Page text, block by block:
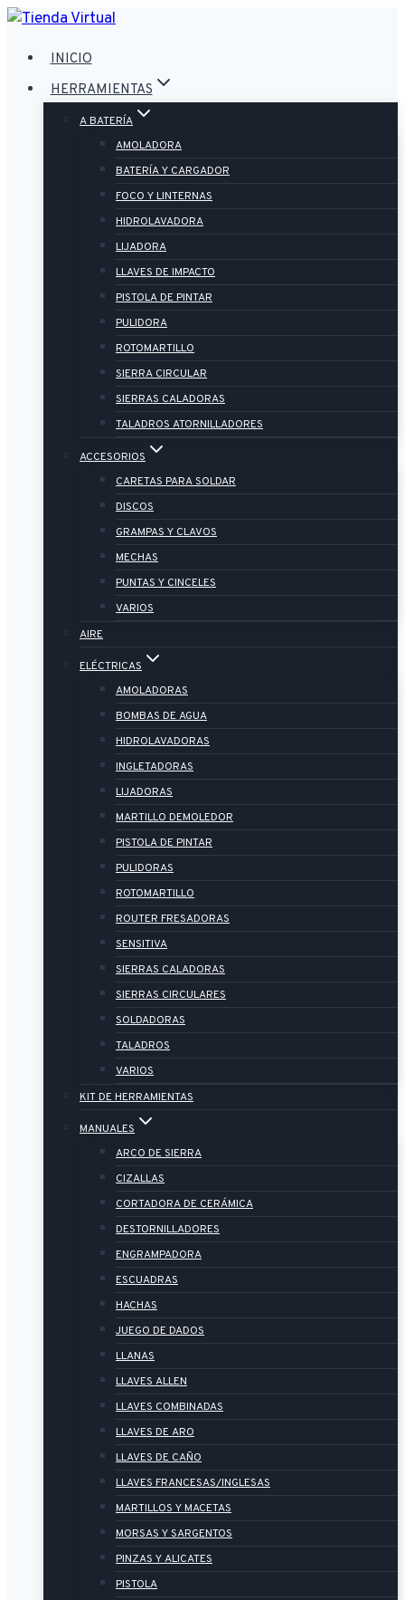
Saltar
contenido
INICIO
HERRAMIENTAS
A BATERÍA
AMOLADORA
BATERÍA Y CARGADOR
FOCO Y LINTERNAS
HIDROLAVADORA
LIJADORA
LLAVES DE IMPACTO
PISTOLA DE PINTAR
PULIDORA
ROTOMARTILLO
SIERRA CIRCULAR
SIERRAS CALADORAS
TALADROS ATORNILLADORES
ACCESORIOS
CARETAS PARA SOLDAR
DISCOS
GRAMPAS Y CLAVOS
MECHAS
PUNTAS Y CINCELES
VARIOS
AIRE
ELÉCTRICAS
AMOLADORAS
BOMBAS DE AGUA
HIDROLAVADORAS
INGLETADORAS
LIJADORAS
MARTILLO DEMOLEDOR
PISTOLA DE PINTAR
PULIDORAS
ROTOMARTILLO
ROUTER FRESADORAS
SENSITIVA
SIERRAS CALADORAS
SIERRAS CIRCULARES
SOLDADORAS
TALADROS
VARIOS
KIT DE HERRAMIENTAS
MANUALES
ARCO DE SIERRA
CIZALLAS
CORTADORA DE CERÁMICA
DESTORNILLADORES
ENGRAMPADORA
ESCUADRAS
HACHAS
JUEGO DE DADOS
LLANAS
LLAVES ALLEN
LLAVES COMBINADAS
LLAVES DE ARO
LLAVES DE CAÑO
LLAVES FRANCESAS/INGLESAS
MARTILLOS Y MACETAS
MORSAS Y SARGENTOS
PINZAS Y ALICATES
PISTOLA